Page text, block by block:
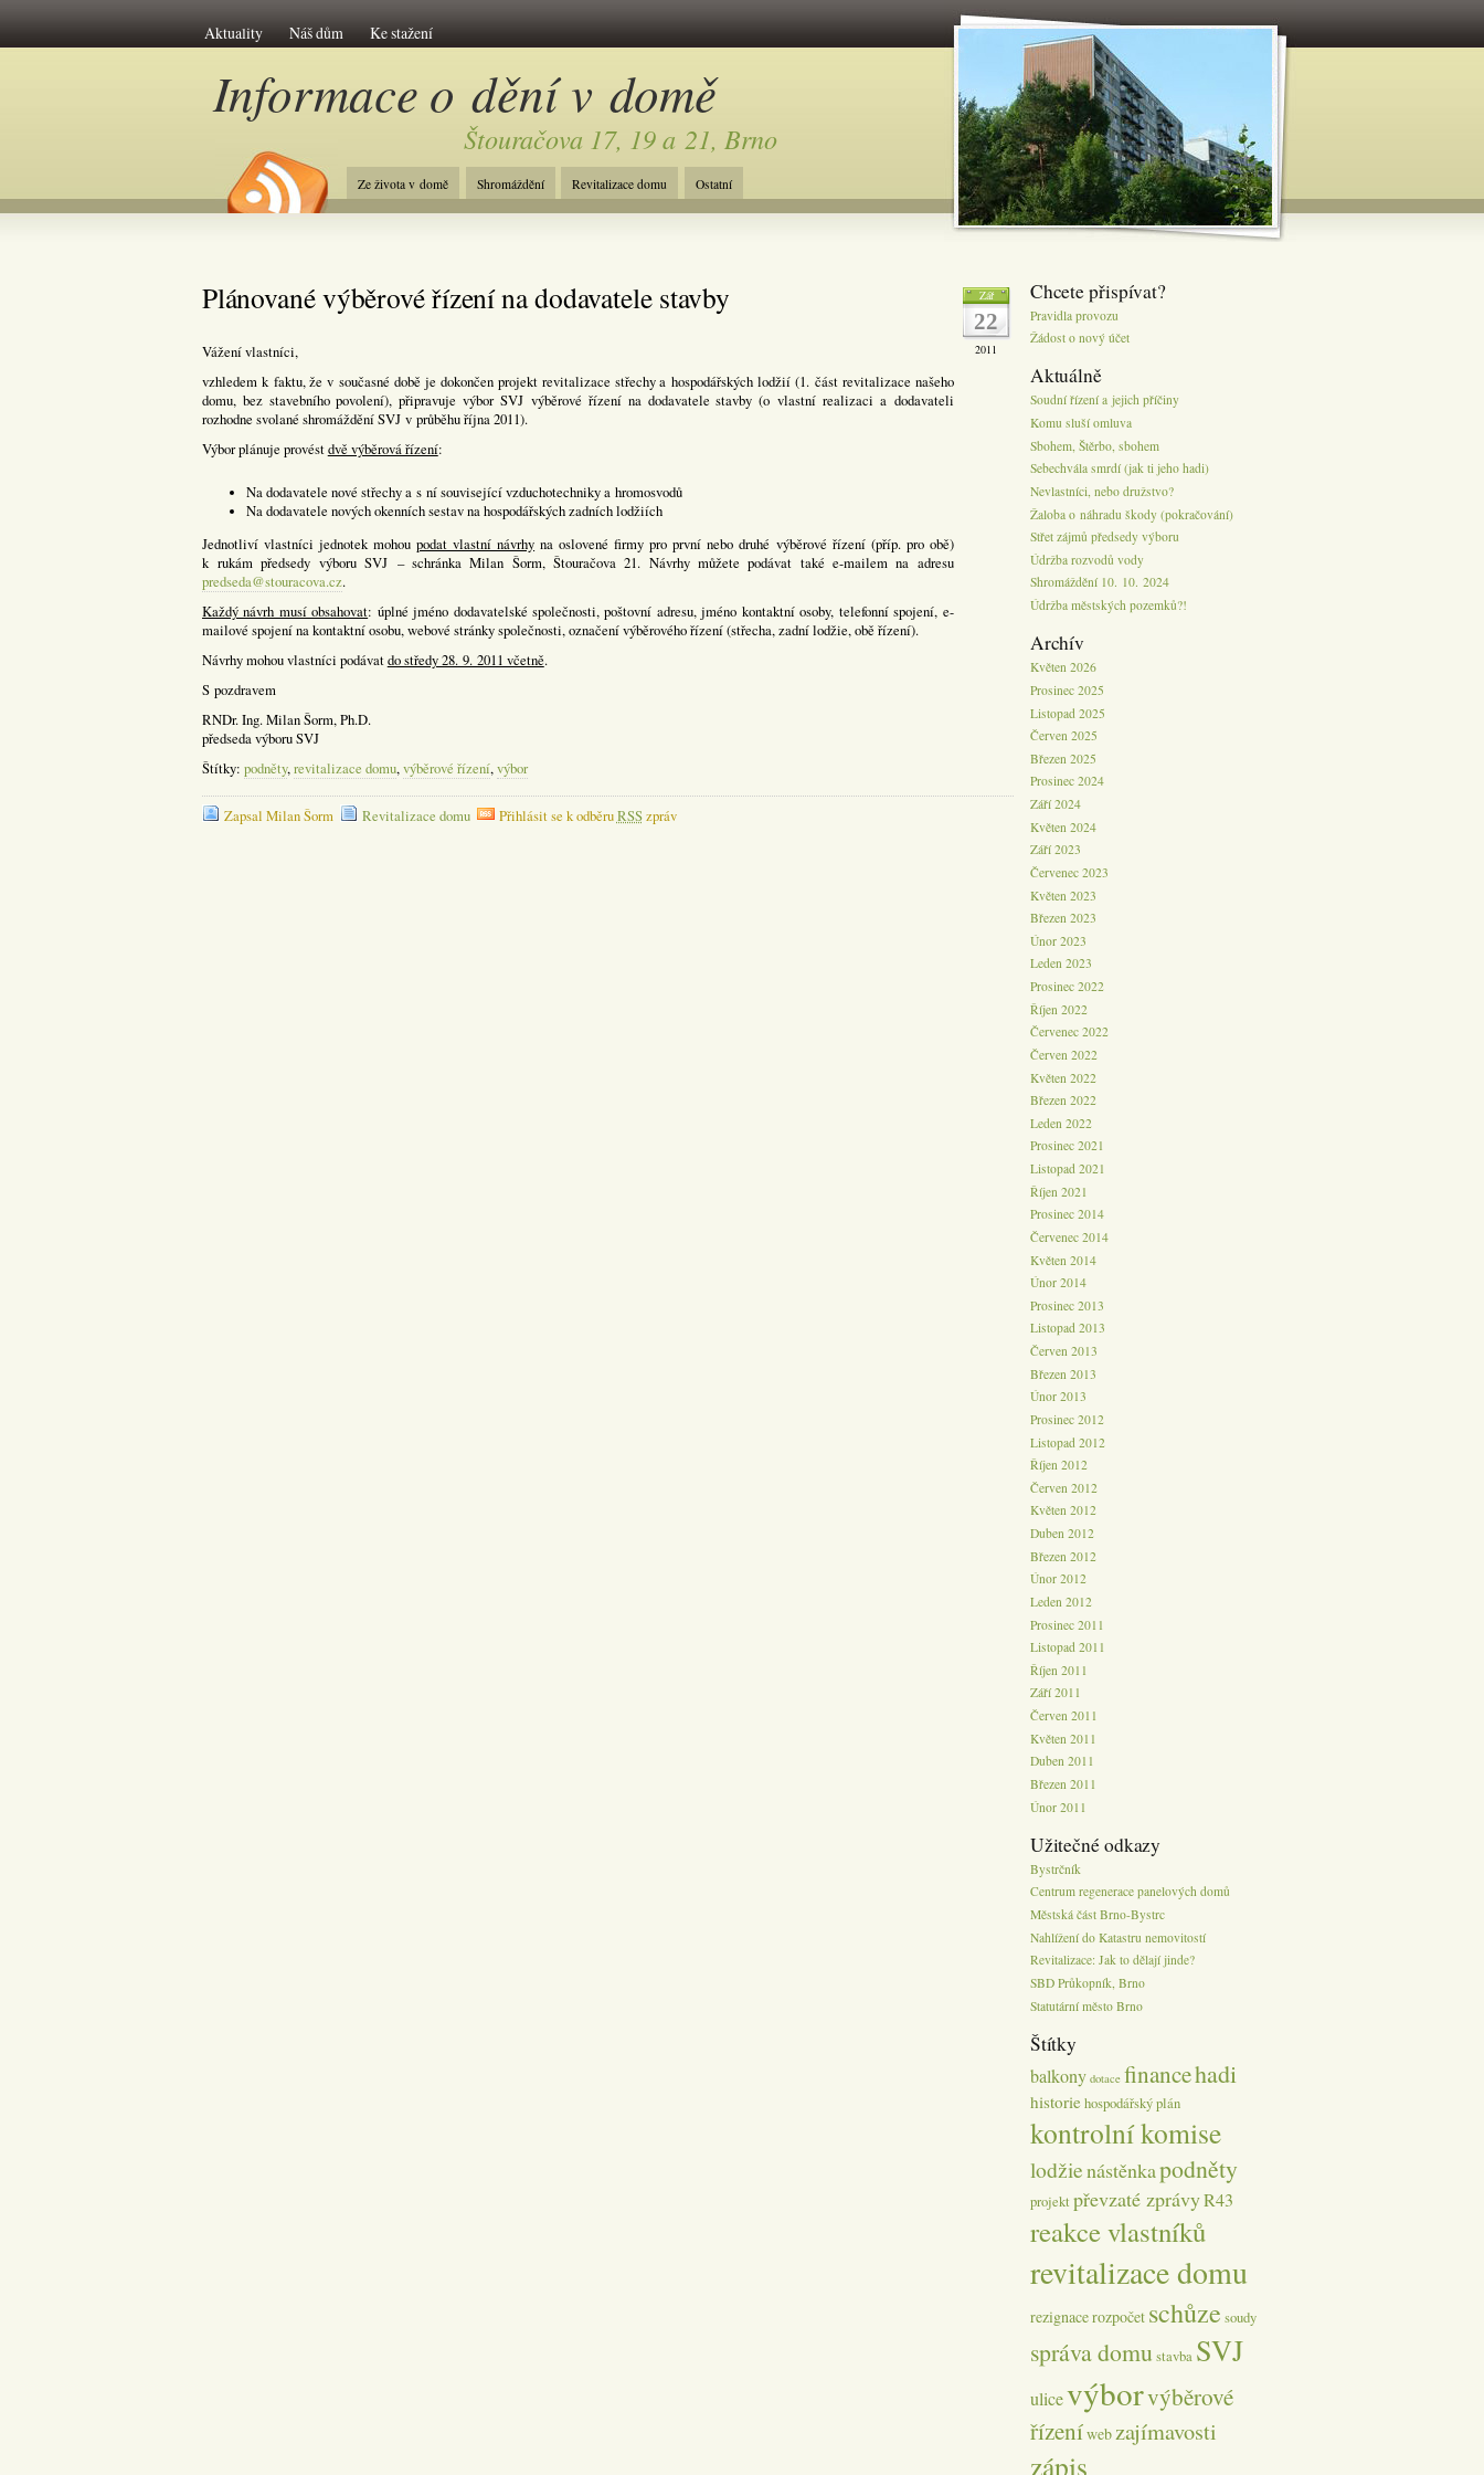
Aktuality Náš dům Ke stažení
Informace o dění v domě
Štouračova 17, 19 a 21, Brno
Ze života v domě Shromáždění Revitalizace domu Ostatní
Zář
22
2011
Plánované výběrové řízení na dodavatele stavby
Vážení vlastníci,
vzhledem k faktu, že v současné době je dokončen projekt revitalizace střechy a hospodářských lodžií (1. část revitalizace našeho
domu, bez stavebního povolení), připravuje výbor SVJ výběrové řízení na dodavatele stavby (o vlastní realizaci a dodavateli
rozhodne svolané shromáždění SVJ v průběhu října 2011).
Výbor plánuje provéstdvě výběrová řízení:
Na dodavatele nové střechy a s ní související vzduchotechniky a hromosvodů
Na dodavatele nových okenních sestav na hospodářských zadních lodžiích
Jednotliví vlastníci jednotek mohou podat vlastní návrhy na oslovené firmy pro první nebo druhé výběrové řízení (příp. pro obě)
k rukám předsedy výboru SVJ – schránka Milan Šorm, Štouračova 21. Návrhy můžete podávat také e-mailem na adresu
predseda@stouracova.cz.
Každý návrh musí obsahovat: úplné jméno dodavatelské společnosti, poštovní adresu, jméno kontaktní osoby, telefonní spojení, e-
mailové spojení na kontaktní osobu, webové stránky společnosti, označení výběrového řízení (střecha, zadní lodžie, obě řízení).
Návrhy mohou vlastníci podávatdo středy 28. 9. 2011 včetně.
S pozdravem
RNDr. Ing. Milan Šorm, Ph.D.
předseda výboru SVJ
Štítky: podněty,revitalizace domu,výběrové řízení,výbor
Zapsal Milan Šorm Revitalizace domu Přihlásit se k odběruRSSzpráv
Chcete přispívat?
Pravidla provozu
Žádost o nový účet
Aktuálně
Soudní řízení a jejich příčiny
Komu sluší omluva
Sbohem, Štěrbo, sbohem
Sebechvála smrdí (jak ti jeho hadi)
Nevlastníci, nebo družstvo?
Žaloba o náhradu škody (pokračování)
Střet zájmů předsedy výboru
Údržba rozvodů vody
Shromáždění 10. 10. 2024
Údržba městských pozemků?!
Archív
Květen 2026
Prosinec 2025
Listopad 2025
Červen 2025
Březen 2025
Prosinec 2024
Září 2024
Květen 2024
Září 2023
Červenec 2023
Květen 2023
Březen 2023
Únor 2023
Leden 2023
Prosinec 2022
Říjen 2022
Červenec 2022
Červen 2022
Květen 2022
Březen 2022
Leden 2022
Prosinec 2021
Listopad 2021
Říjen 2021
Prosinec 2014
Červenec 2014
Květen 2014
Únor 2014
Prosinec 2013
Listopad 2013
Červen 2013
Březen 2013
Únor 2013
Prosinec 2012
Listopad 2012
Říjen 2012
Červen 2012
Květen 2012
Duben 2012
Březen 2012
Únor 2012
Leden 2012
Prosinec 2011
Listopad 2011
Říjen 2011
Září 2011
Červen 2011
Květen 2011
Duben 2011
Březen 2011
Únor 2011
Užitečné odkazy
Bystrčník
Centrum regenerace panelových domů
Městská část Brno-Bystrc
Nahlížení do Katastru nemovitostí
Revitalizace: Jak to dělají jinde?
SBD Průkopník, Brno
Statutární město Brno
Štítky
balkony dotace financehadi
historiehospodářský plán
kontrolní komise
lodžienástěnkapodněty
projektpřevzaté zprávyR43
reakce vlastníků
revitalizace domu
rezignacerozpočet schůze soudy
správa domu stavba SVJ
ulicevýborvýběrové
řízeníwebzajímavosti
zápis